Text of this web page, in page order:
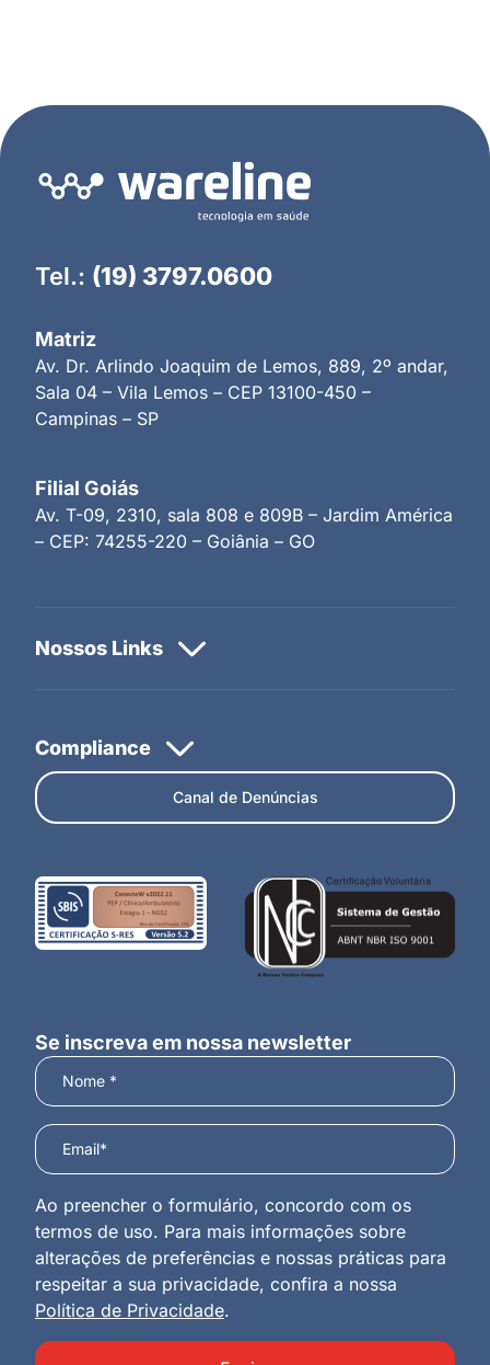
Tel.: (19) 3797.0600
Matriz
Av. Dr. Arlindo Joaquim de Lemos, 889, 2º andar,
Sala 04 – Vila Lemos – CEP 13100-450 –
Campinas – SP
Filial Goiás
Av. T-09, 2310, sala 808 e 809B – Jardim América
– CEP: 74255-220 – Goiânia – GO
Canal de Denúncias
Se inscreva em nossa newsletter
Ao preencher o formulário, concordo com os
termos de uso. Para mais informações sobre
alterações de preferências e nossas práticas para
respeitar a sua privacidade, confira a nossa
Política de Privacidade.